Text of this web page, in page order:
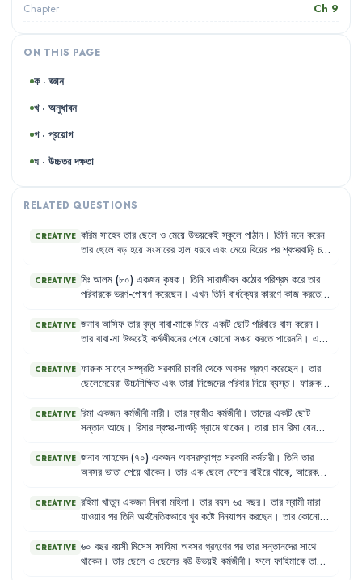
Chapter Ch 9
ON THIS PAGE
ক · জ্ঞান
খ · অনুধাবন
গ · প্রয়োগ
ঘ · উচ্চতর দক্ষতা
RELATED QUESTIONS
CREATIVE করিম সাহেব তার ছেলে ও মেয়ে উভয়কেই স্কুলে পাঠান । তিনি মনে করেন
তার ছেলে বড় হয়ে সংসারের হাল ধরবে এবং মেয়ে বিয়ের পর শ্বশুরবাড়ি চলে
উচ্চশিক্ষার সুযোগ দিতে রাজি নন ।
CREATIVE মিঃ আলম (৮০) একজন কৃষক। তিনি সারাজীবন কঠোর পরিশ্রম করে তার
পরিবারকে ভরণ-পোষণ করেছেন । এখন তিনি বার্ধক্যের কারণে কাজ করতে
করতে প্রস্তুত নয় এবং তিনি প্রায়শই অনাহারে থাকেন।
CREATIVE জনাব আসিফ তার বৃদ্ধ বাবা-মাকে নিয়ে একটি ছোট পরিবারে বাস করেন ।
তার বাবা-মা উভয়েই কর্মজীবনের শেষে কোনো সঞ্চয় করতে পারেননি । এখন
দুজনেই কর্মজীবী এবং তাদের পক্ষে বাবা-মায়ের সব চাহিদা পূরণ করা কঠিন
হয়ে পড়ছে।
CREATIVE ফারুক সাহেব সম্প্রতি সরকারি চাকরি থেকে অবসর গ্রহণ করেছেন । তার
ছেলেমেয়েরা উচ্চশিক্ষিত এবং তারা নিজেদের পরিবার নিয়ে ব্যস্ত। ফারুক
করার সুযোগ পান না। তার স্ত্রী অসুস্থ হওয়ায় তিনি নিজেও শারীরিক
জটিলতায় ভুগছেন কিন্তু প্রয়োজনীয় চিকিৎসার সুযোগ পাচ্ছেন না।
CREATIVE রিমা একজন কর্মজীবী নারী। তার স্বামীও কর্মজীবী। তাদের একটি ছোট
সন্তান আছে । রিমার শ্বশুর-শাশুড়ি গ্রামে থাকেন । তারা চান রিমা যেন
স্বাধীনতা এবং কর্মজীবনের অধিকারকে গুরুত্ব দেয়।
CREATIVE জনাব আহমেদ (৭০) একজন অবসরপ্রাপ্ত সরকারি কর্মচারী। তিনি তার
অবসর ভাতা পেয়ে থাকেন । তার এক ছেলে দেশের বাইরে থাকে, আরেক
এবং তার দেখাশোনা করার কেউ নেই।
CREATIVE রহিমা খাতুন একজন বিধবা মহিলা । তার বয়স ৬৫ বছর । তার স্বামী মারা
যাওয়ার পর তিনি অর্থনৈতিকভাবে খুব কষ্টে দিনযাপন করছেন । তার কোনো
কিন্তু এখন বার্ধক্যের কারণে শারীরিক শক্তি কমে যাওয়ায় কোনো কাজ
করতে পারেন না। তিনি প্রায়ই অসুস্থ থাকেন এবং প্রয়োজনীয় ঔষধ কেনার
CREATIVE ৬০ বছর বয়সী মিসেস ফাহিমা অবসর গ্রহণের পর তার সন্তানদের সাথে
থাকেন । তার ছেলে ও ছেলের বউ উভয়ই কর্মজীবী। ফলে ফাহিমাকে তাদের